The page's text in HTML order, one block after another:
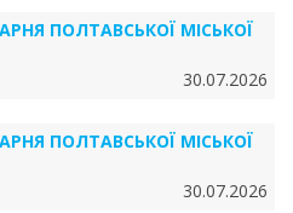
ПОЛТАВСЬКОЇ МІСЬКОЇ
30.07.2026
ПОЛТАВСЬКОЇ МІСЬКОЇ
30.07.2026